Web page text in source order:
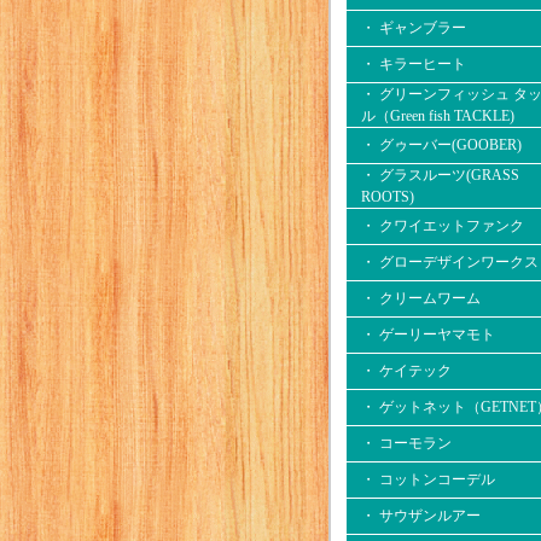
・ ギャンブラー
・ キラーヒート
・ グリーンフィッシュ タ
ル（Green fish TACKLE)
・ グゥーバー(GOOBER)
・ グラスルーツ(GRASS
ROOTS)
・ クワイエットファンク
・ グローデザインワークス
・ クリームワーム
・ ゲーリーヤマモト
・ ケイテック
・ ゲットネット（GETNET
・ コーモラン
・ コットンコーデル
・ サウザンルアー